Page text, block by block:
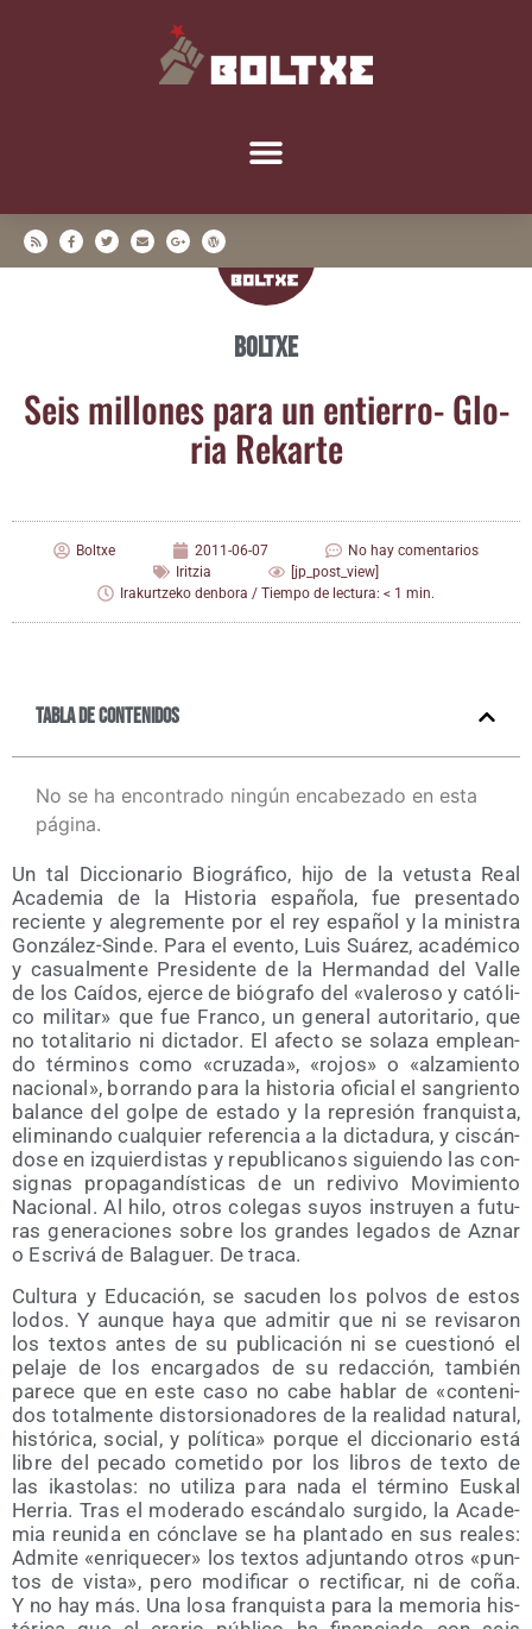
Boltxe
Seis millo­nes para un entie­rro- Glo­
ria Rekarte
Boltxe 2011-06-07
No hay comentarios
Iritzia
[jp_post_view]
Irakurtzeko denbora / Tiempo de lectura: < 1 min.
Tabla de contenidos
No se ha encontrado ningún encabezado en esta
página.
Un tal Dic­cio­na­rio Bio­grá­fi­co, hijo de la vetus­ta Real
Aca­de­mia de la His­to­ria espa­ño­la, fue pre­sen­ta­do
recien­te y ale­gre­men­te por el rey espa­ñol y la minis­tra
Gon­zá­lez-Sin­de. Para el even­to, Luis Suá­rez, aca­dé­mi­co
y casual­men­te Pre­si­den­te de la Her­man­dad del Valle
de los Caí­dos, ejer­ce de bió­gra­fo del «vale­ro­so y cató­li­
co mili­tar» que fue Fran­co, un gene­ral auto­ri­ta­rio, que
no tota­li­ta­rio ni dic­ta­dor. El afec­to se sola­za emplean­
do tér­mi­nos como «cru­za­da», «rojos» o «alza­mien­to
nacio­nal», borran­do para la his­to­ria ofi­cial el san­grien­to
balan­ce del gol­pe de esta­do y la repre­sión fran­quis­ta,
eli­mi­nan­do cual­quier refe­ren­cia a la dic­ta­du­ra, y cis­cán­
do­se en izquier­dis­tas y repu­bli­ca­nos siguien­do las con­
sig­nas pro­pa­gan­dís­ti­cas de un redi­vi­vo Movi­mien­to
Nacio­nal. Al hilo, otros cole­gas suyos ins­tru­yen a futu­
ras gene­ra­cio­nes sobre los gran­des lega­dos de Aznar
o Escri­vá de Bala­guer. De traca.
Cul­tu­ra y Edu­ca­ción, se sacu­den los pol­vos de estos
lodos. Y aun­que haya que admi­tir que ni se revi­sa­ron
los tex­tos antes de su publi­ca­ción ni se cues­tio­nó el
pela­je de los encar­ga­dos de su redac­ción, tam­bién
pare­ce que en este caso no cabe hablar de «con­te­ni­
dos total­men­te dis­tor­sio­na­do­res de la reali­dad natu­ral,
his­tó­ri­ca, social, y polí­ti­ca» por­que el dic­cio­na­rio está
libre del peca­do come­ti­do por los libros de tex­to de
las ikas­to­las: no uti­li­za para nada el tér­mino Eus­kal
Herria. Tras el mode­ra­do escán­da­lo sur­gi­do, la Aca­de­
mia reu­ni­da en cón­cla­ve se ha plan­ta­do en sus reales:
Admi­te «enri­que­cer» los tex­tos adjun­tan­do otros «pun­
tos de vis­ta», pero modi­fi­car o rec­ti­fi­car, ni de coña.
Y no hay más. Una losa fran­quis­ta para la memo­ria his­